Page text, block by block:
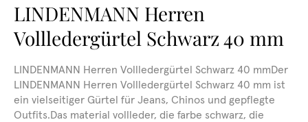
LINDENMANN Herren
Vollledergürtel Schwarz 40 mm
LINDENMANN Herren Vollledergürtel Schwarz 40 mmDer
LINDENMANN Herren Vollledergürtel Schwarz 40 mm ist
ein vielseitiger Gürtel für Jeans, Chinos und gepflegte
Outfits.Das material vollleder, die farbe schwarz, die